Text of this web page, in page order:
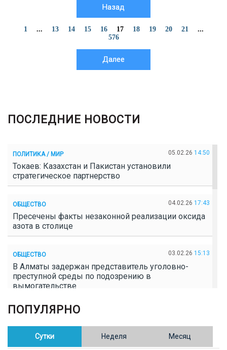
Назад
1 ... 13 14 15 16 17 18 19 20 21
...
576
Далее
ПОСЛЕДНИЕ НОВОСТИ
ПОЛИТИКА / МИР 05.02.26 14:50
Токаев: Казахстан и Пакистан установили
стратегическое партнерство
ОБЩЕСТВО 04.02.26 17:43
Пресечены факты незаконной реализации оксида
азота в столице
ОБЩЕСТВО 03.02.26 15:13
В Алматы задержан представитель уголовно-
преступной среды по подозрению в
вымогательстве
ОБЩЕСТВО
Полицейские пресекли незаконное выращивание
конопли в Таразе
ПОПУЛЯРНО
Сутки Неделя Месяц